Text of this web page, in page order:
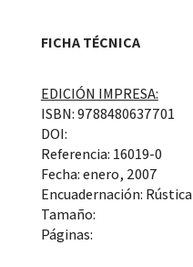
FICHA TÉCNICA
EDICIÓN IMPRESA:
ISBN: 9788480637701
DOI:
Referencia: 16019-0
Fecha: enero, 2007
Encuadernación: Rústica
Tamaño:
Páginas: